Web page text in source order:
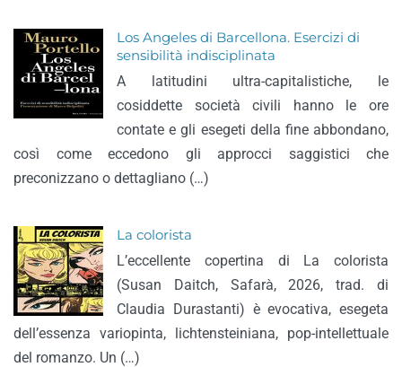
Los Angeles di Barcellona. Esercizi di
sensibilità indisciplinata
A latitudini ultra-capitalistiche, le
cosiddette società civili hanno le ore
contate e gli esegeti della fine abbondano,
così come eccedono gli approcci saggistici che
preconizzano o dettagliano (…)
La colorista
L’eccellente copertina di La colorista
(Susan Daitch, Safarà, 2026, trad. di
Claudia Durastanti) è evocativa, esegeta
dell’essenza variopinta, lichtensteiniana, pop-intellettuale
del romanzo. Un (…)